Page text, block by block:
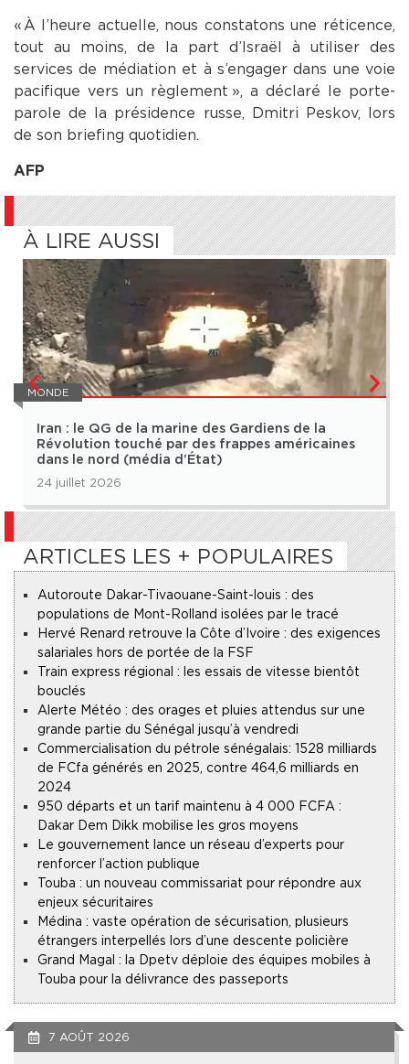
« À l’heure actuelle, nous constatons une réticence,
tout au moins, de la part d’Israël à utiliser des
services de médiation et à s’engager dans une voie
pacifique vers un règlement », a déclaré le porte-
parole de la présidence russe, Dmitri Peskov, lors
de son briefing quotidien.
AFP
À LIRE AUSSI
MONDE
Iran : le QG de la marine des Gardiens de la
Révolution touché par des frappes américaines
dans le nord (média d’État)
24 juillet 2026
ARTICLES LES + POPULAIRES
Autoroute Dakar-Tivaouane-Saint-louis : des
populations de Mont-Rolland isolées par le tracé
Hervé Renard retrouve la Côte d’Ivoire : des exigences
salariales hors de portée de la FSF
Train express régional : les essais de vitesse bientôt
bouclés
Alerte Météo : des orages et pluies attendus sur une
grande partie du Sénégal jusqu’à vendredi
Commercialisation du pétrole sénégalais : 1528 milliards
de FCfa générés en 2025, contre 464,6 milliards en
2024
950 départs et un tarif maintenu à 4 000 FCFA :
Dakar Dem Dikk mobilise les gros moyens
Le gouvernement lance un réseau d’experts pour
renforcer l’action publique
Touba : un nouveau commissariat pour répondre aux
enjeux sécuritaires
Médina : vaste opération de sécurisation, plusieurs
étrangers interpellés lors d’une descente policière
Grand Magal : la Dpetv déploie des équipes mobiles à
Touba pour la délivrance des passeports
7 AOÛT 2026